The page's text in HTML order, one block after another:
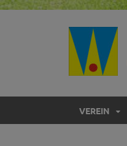
VEREIN